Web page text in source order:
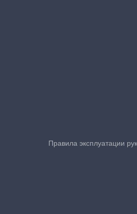
Правила эксплуатации